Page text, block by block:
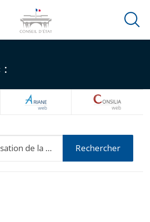
Ouvrir
:
ARIANEWEB
Rechercher